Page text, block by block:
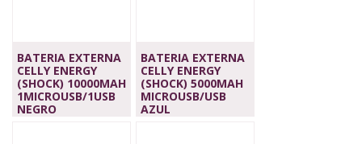
BATERIA EXTERNA
CELLY ENERGY
(SHOCK) 10000MAH
1MICROUSB/1USB
NEGRO
BATERIA EXTERNA
CELLY ENERGY
(SHOCK) 5000MAH
MICROUSB/USB
AZUL